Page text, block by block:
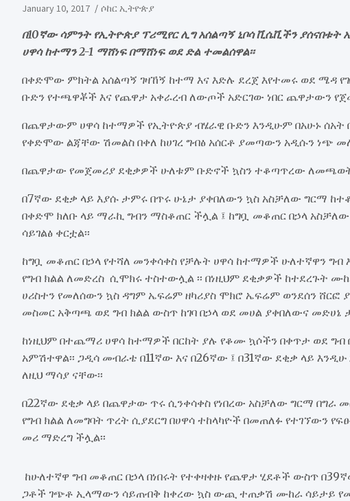
January 10, 2017 ሶከር ኢትዮጵያ
በ10ኛው ሳምንት የኢትዮጵያ ፕሪሚየር ሊግ አሰልጣኝ ኒቦሳ ቪሴቪችን
ሀዋሳ ከተማን 2-1 ማሸነፍ በማሸነፍ ወደ ድል ተመልሰዋል፡፡
በቀድሞው ምክትል አሰልጣኝ ገዛኸኝ ከተማ እና እድሉ ደረጀ እየተመሩ ወደ ሜዳ
ቡድን የተጫዋቾች እና የጨዋታ አቀራረብ ለውጦች አድርገው ነበር ጨዋታውን
በጨዋታውም ሀዋሳ ከተማዎች የኢትዮጵያ ብሄራዊ ቡድን እንዲሁም በአሁኑ
የቀድሞው ልጃቸው ሽመልስ በቀለ ከሀገረ ግብፅ አሰርቶ ያመጣውን አዲሱን ነጭ
በጨዋታው የመጀመሪያ ደቂቃዎች ሁለቱም ቡድኖች ኳስን ተቆጣጥረው ለመጫወት
በ7ኛው ደቂቃ ላይ እያሱ ታምሩ በጥሩ ሁኔታ ያቀበለውን ኳስ አስቻለው ግርማ
በቀድሞ ክለቡ ላይ ማራኪ ግብን ማስቆጠር ችሏል ፤ ከግቧ መቆጠር በኃላ
ሳይገልፅ ቀርቷል፡፡
ከግቧ መቆጠር በኃላ የተሻለ መንቀሳቀስ የቻሉት ሀዋሳ ከተማዎች ሁለተኛዋን
የግብ ክልል ለመድረስ ሲሞክሩ ተስተውሏል ፡፡ በነዚህም ደቂቃዎች ከተደረጉት
ሀሪስተን የመለሰውን ኳስ ዳግም ኤፍሬም ዘካሪያስ ሞክሮ ኤፍሬም ወንደሰን
መስመር አቅጣጫ ወደ ግብ ክልል ውስጥ ከገባ በኃላ ወደ መሀል ያቀበለውና መድሀኔ
ከነዚህም በተጨማሪ ሀዋሳ ከተማዎች በርከት ያሉ የቆሙ ኳሶችን በቀጥታ ወደ
አምሽተዋል፡፡ ጋዲሳ መብራቴ በ11ኛው እና በ26ኛው ፤ በ31ኛው ደቂቃ ላይ
ለዚህ ማሳያ ናቸው፡፡
በ22ኛው ደቂቃ ላይ በጨዋታው ጥሩ ሲንቀሳቀስ የነበረው አስቻለው ግርማ በግራ
የግብ ክልል ለመግባት ጥረት ሲያደርግ በሀዋሳ ተከላካዮች በመጠለፉ የተገኘውን
መሪ ማድረግ ችሏል፡፡
ከሁለተኛዋ ግብ መቆጠር በኃላ በነበሩት የተቀዛቀዙ የጨዋታ ሂደቶች ውስጥ
ጋቶች ገጭቶ ኢላማውን ሳይጠብቅ ከቀረው ኳስ ውጪ ተጠቃሽ ሙከራ ሳይታይ